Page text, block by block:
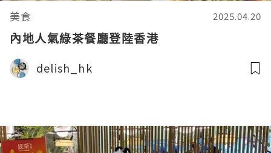
美食 2025.04.20
內地人氣綠茶餐廳登陸香港
delish_hk